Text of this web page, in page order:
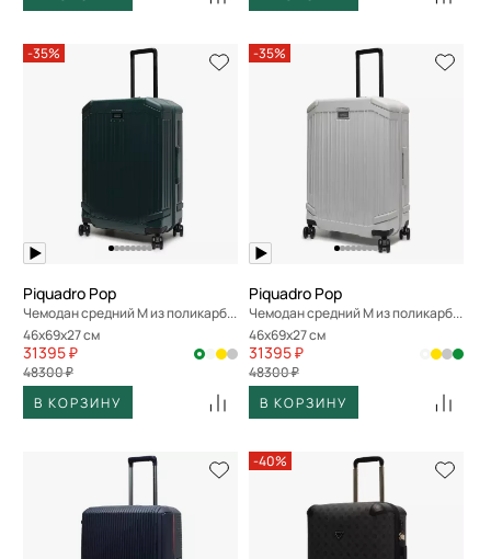
-35%
Piquadro Pop
Чемодан средний M из поликарбоната
46x69x27 см
31395 ₽
48300 ₽
В КОРЗИНУ
-35%
Piquadro Pop
Чемодан средний M из поликарбоната
46x69x27 см
31395 ₽
48300 ₽
В КОРЗИНУ
-40%